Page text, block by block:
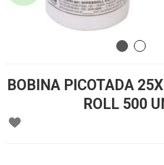
BOBINA PICOTADA
ROLL 500